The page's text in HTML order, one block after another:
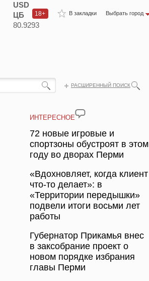
В закладки Выбрать город
18+
USD
ЦБ
80.9293
РАСШИРЕННЫЙ ПОИСК
ИНТЕРЕСНОЕ
72 новые игровые и
спортзоны обустроят в этом
году во дворах Перми
«Вдохновляет, когда клиент
что-то делает»: в
«Территории передышки»
подвели итоги восьми лет
работы
Губернатор Прикамья внес
в заксобрание проект о
новом порядке избрания
главы Перми